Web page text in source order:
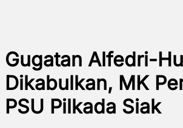
Gugatan Alfedri-
Dikabulkan, MK
PSU Pilkada Siak